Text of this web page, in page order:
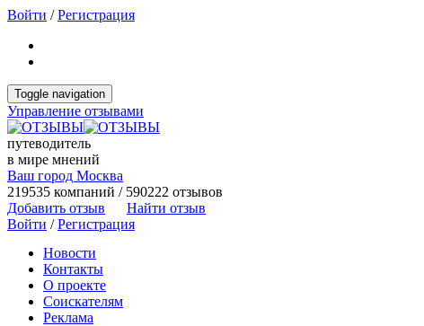
Войти /Регистрация
Toggle navigation
Управление отзывами
путеводитель
в мире мнений
Ваш город Москва
219535 компаний / 590222 отзывов
Добавить отзыв
Найти отзыв
Войти /Регистрация
Новости
Контакты
О проекте
Соискателям
Реклама